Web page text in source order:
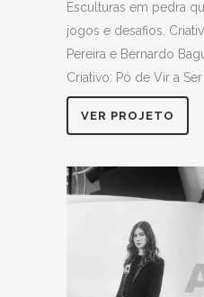
Esculturas em pedra
jogos e desafios.
Pereira e Bernardo
Criativo: Pó de Vir a Ser
VER PROJETO